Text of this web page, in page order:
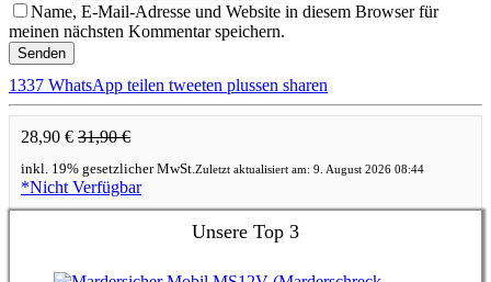
Name, E-Mail-Adresse und Website in diesem Browser für
meinen nächsten Kommentar speichern.
1337 WhatsApp teilen tweeten plussen sharen
28,90 € 31,90 €
inkl. 19% gesetzlicher MwSt. Zuletzt aktualisiert am: 9. August 2026 08:44
*Nicht Verfügbar
Unsere Top 3